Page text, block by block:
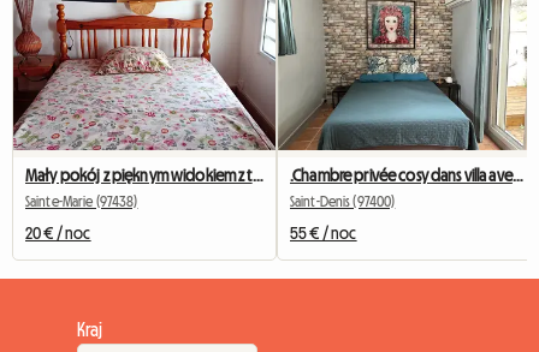
Mały pokój z pięknym widokiem z tarasu
Sainte-Marie (97438)
20 € / noc
.Chambre privée cosy dans villa avec jacussi et piscine
Saint-Denis (97400)
55 € / noc
Kraj